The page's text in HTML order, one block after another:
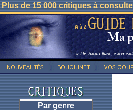
Plus de 15 000 critiques à
« Un beau livre, c'est
Par genre